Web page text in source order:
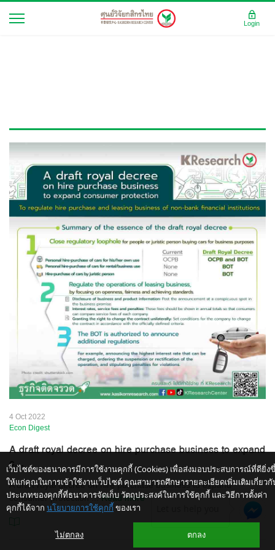
4 Oct 2022
Econ Digest
A draft royal decree on hire purchase business to expand
c...
A draft royal decree on hire purchase business to expand
consumer protection...Read more
เว็บไซต์ของธนาคารมีการใช้งานคุกกี้ (Cookies) เพื่อส่งมอบประสบการณ์ที่ดียิ่ง
ให้แก่คุณในการเข้าใช้งานเว็บไซต์ คุณสามารถศึกษารายละเอียดเพิ่มเติมเกี่ยวกั
ประเภทของคุกกี้ที่ธนาคารจัดเก็บ วัตถุประสงค์ในการใช้คุกกี้ และวิธีการตั้งค่า
คุกกี้ได้จาก นโยบายการใช้คุกกี้ ของเรา
ไม่ตกลง ตกลง
Login